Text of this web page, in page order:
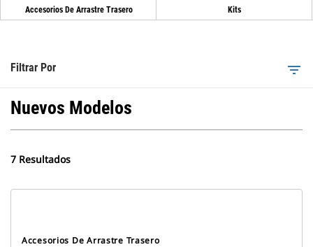
Accesorios De Arrastre Trasero Kits
Filtrar Por filter_list
Nuevos Modelos
7 Resultados
Accesorios De Arrastre Trasero